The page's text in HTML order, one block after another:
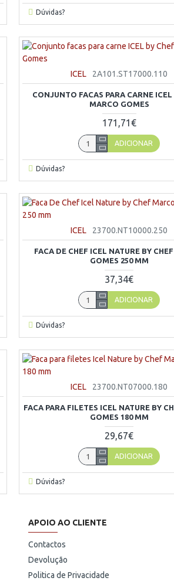
Dúvidas?
ICEL 2A101.ST17000.110
CONJUNTO FACAS PARA CARNE ICEL
MARCO GOMES
171,71€
ADICIONAR
Dúvidas?
ICEL 23700.NT10000.250
FACA DE CHEF ICEL NATURE BY
GOMES 250 MM
37,34€
ADICIONAR
Dúvidas?
ICEL 23700.NT07000.180
FACA PARA FILETES ICEL NATURE BY
GOMES 180 MM
29,67€
ADICIONAR
Dúvidas?
APOIO AO CLIENTE
Contactos
Devolução
Politica de Privacidade